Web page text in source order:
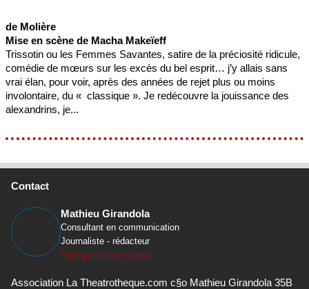
de Molière
Mise en scène de Macha Makeïeff
Trissotin ou les Femmes Savantes, satire de la préciosité ridicule,
comédie de mœurs sur les excès du bel esprit… j’y allais sans
vrai élan, pour voir, après des années de rejet plus ou moins
involontaire, du « classique ». Je redécouvre la jouissance des
alexandrins, je...
Contact
Mathieu Girandola
Consultant en communication
Journaliste - rédacteur
Rejoignez mon réseau
Association La Theatrotheque.com c§o Mathieu Girandola 35B